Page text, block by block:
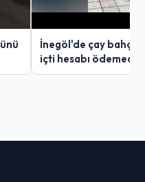
İnegöl'de çay
içti hesabı ödemedi